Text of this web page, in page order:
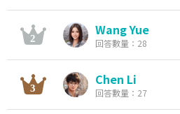
Wang Yue
回答數量：28
Chen Li
回答數量：27